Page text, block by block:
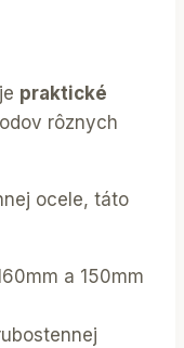
praktické
rôznych
ocele, táto
a 150mm